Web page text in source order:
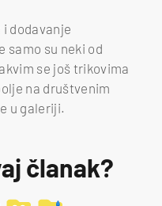
dodavanje
samo su neki od
se još trikovima
na društvenim
u galeriji.
članak?